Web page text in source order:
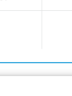
使用。
電話、電子郵件或
行動APP之IP位
行為總和進行分
使用部份網站功
，對我們行動APP，